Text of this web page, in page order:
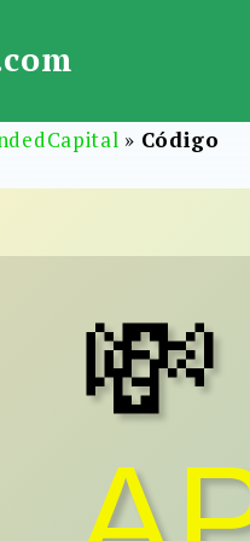
» Código
💸